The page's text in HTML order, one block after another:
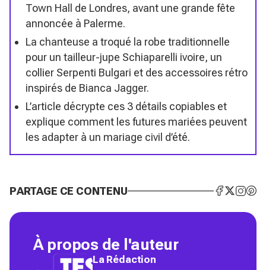
Town Hall de Londres, avant une grande fête
annoncée à Palerme.
La chanteuse a troqué la robe traditionnelle
pour un tailleur-jupe Schiaparelli ivoire, un
collier Serpenti Bulgari et des accessoires rétro
inspirés de Bianca Jagger.
L’article décrypte ces 3 détails copiables et
explique comment les futures mariées peuvent
les adapter à un mariage civil d’été.
PARTAGE CE CONTENU
À propos de l'auteur
La Rédaction